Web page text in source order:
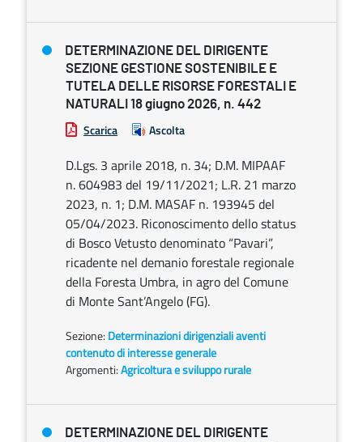
DETERMINAZIONE DEL DIRIGENTE
SEZIONE GESTIONE SOSTENIBILE E
TUTELA DELLE RISORSE FORESTALI E
NATURALI 18 giugno 2026, n. 442
Scarica Ascolta
D.Lgs. 3 aprile 2018, n. 34; D.M. MIPAAF
n. 604983 del 19/11/2021; L.R. 21 marzo
2023, n. 1; D.M. MASAF n. 193945 del
05/04/2023. Riconoscimento dello status
di Bosco Vetusto denominato “Pavari”,
ricadente nel demanio forestale regionale
della Foresta Umbra, in agro del Comune
di Monte Sant’Angelo (FG).
Sezione: Determinazioni dirigenziali aventi
contenuto di interesse generale
Argomenti:Agricoltura e sviluppo rurale
DETERMINAZIONE DEL DIRIGENTE